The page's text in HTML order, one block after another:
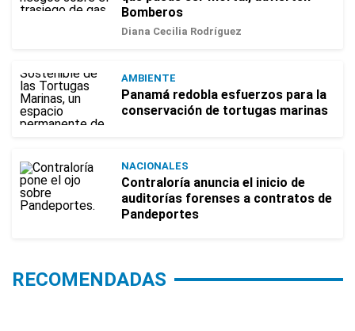
Bomberos
Diana Cecilia Rodríguez
AMBIENTE
Panamá redobla esfuerzos para la
conservación de tortugas marinas
NACIONALES
Contraloría anuncia el inicio de
auditorías forenses a contratos de
Pandeportes
RECOMENDADAS